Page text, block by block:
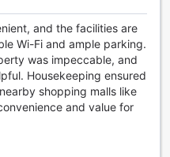
kotoisaksi ja osaksi
Palvelut
monia käteviä
entistä mukavampaa ja
pesulapalvelu,
jotta voit keskittyä
and the facilities are
Wi-Fi and ample parking.
was impeccable, and
Housekeeping ensured
shopping malls like
and value for